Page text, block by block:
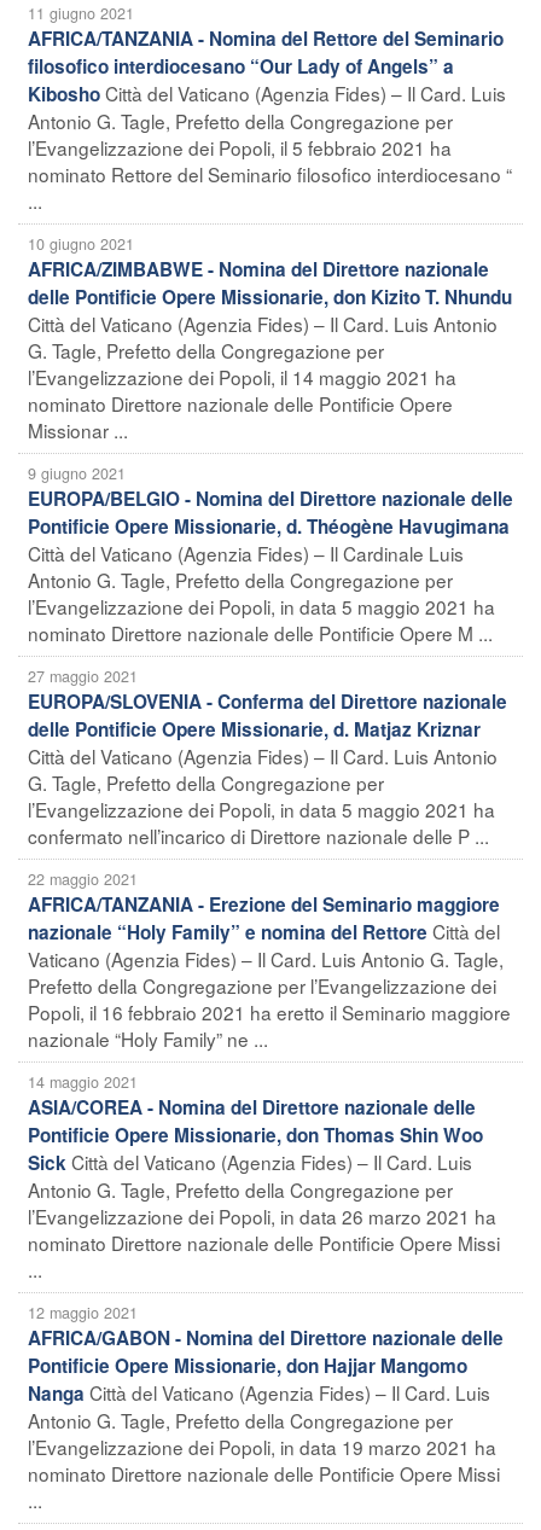
11 giugno 2021
AFRICA/TANZANIA - Nomina del Rettore del Seminario
filosofico interdiocesano “Our Lady of Angels” a
KiboshoCittà del Vaticano (Agenzia Fides) – Il Card. Luis
Antonio G. Tagle, Prefetto della Congregazione per
l’Evangelizzazione dei Popoli, il 5 febbraio 2021 ha
nominato Rettore del Seminario filosofico interdiocesano “
...
10 giugno 2021
AFRICA/ZIMBABWE - Nomina del Direttore nazionale
delle Pontificie Opere Missionarie, don Kizito T. Nhundu
Città del Vaticano (Agenzia Fides) – Il Card. Luis Antonio
G. Tagle, Prefetto della Congregazione per
l’Evangelizzazione dei Popoli, il 14 maggio 2021 ha
nominato Direttore nazionale delle Pontificie Opere
Missionar ...
9 giugno 2021
EUROPA/BELGIO - Nomina del Direttore nazionale delle
Pontificie Opere Missionarie, d. Théogène Havugimana
Città del Vaticano (Agenzia Fides) – Il Cardinale Luis
Antonio G. Tagle, Prefetto della Congregazione per
l’Evangelizzazione dei Popoli, in data 5 maggio 2021 ha
nominato Direttore nazionale delle Pontificie Opere M ...
27 maggio 2021
EUROPA/SLOVENIA - Conferma del Direttore nazionale
delle Pontificie Opere Missionarie, d. Matjaz Kriznar
Città del Vaticano (Agenzia Fides) – Il Card. Luis Antonio
G. Tagle, Prefetto della Congregazione per
l’Evangelizzazione dei Popoli, in data 5 maggio 2021 ha
confermato nell’incarico di Direttore nazionale delle P ...
22 maggio 2021
AFRICA/TANZANIA - Erezione del Seminario maggiore
nazionale “Holy Family” e nomina del Rettore Città del
Vaticano (Agenzia Fides) – Il Card. Luis Antonio G. Tagle,
Prefetto della Congregazione per l’Evangelizzazione dei
Popoli, il 16 febbraio 2021 ha eretto il Seminario maggiore
nazionale “Holy Family” ne ...
14 maggio 2021
ASIA/COREA - Nomina del Direttore nazionale delle
Pontificie Opere Missionarie, don Thomas Shin Woo
SickCittà del Vaticano (Agenzia Fides) – Il Card. Luis
Antonio G. Tagle, Prefetto della Congregazione per
l’Evangelizzazione dei Popoli, in data 26 marzo 2021 ha
nominato Direttore nazionale delle Pontificie Opere Missi
...
12 maggio 2021
AFRICA/GABON - Nomina del Direttore nazionale delle
Pontificie Opere Missionarie, don Hajjar Mangomo
Nanga Città del Vaticano (Agenzia Fides) – Il Card. Luis
Antonio G. Tagle, Prefetto della Congregazione per
l’Evangelizzazione dei Popoli, in data 19 marzo 2021 ha
nominato Direttore nazionale delle Pontificie Opere Missi
...